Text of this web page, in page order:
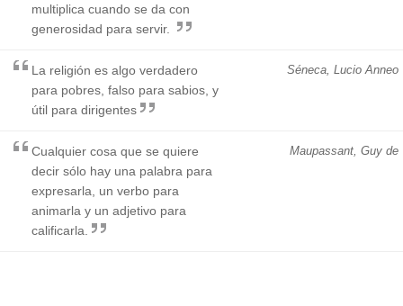
multiplica cuando se da con
generosidad para servir.
Séneca, Lucio Anneo
La religión es algo verdadero
para pobres, falso para sabios, y
útil para dirigentes
Maupassant, Guy de
Cualquier cosa que se quiere
decir sólo hay una palabra para
expresarla, un verbo para
animarla y un adjetivo para
calificarla.